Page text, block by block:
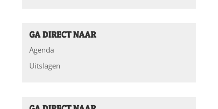
GA DIRECT NAAR
Agenda
Uitslagen